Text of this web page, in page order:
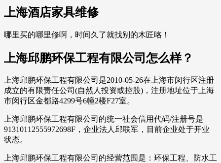
上海酒店家具维修
哪里买的哪里修啊，时间久了就找别的木匠咯！
上海邱鹏环保工程有限公司怎么样？
上海邱鹏环保工程有限公司是2010-05-26在上海市闵行区注册
成立的有限责任公司(自然人投资或控股)，注册地址位于上海
市闵行区金都路4299号6幢2楼F27室。
上海邱鹏环保工程有限公司的统一社会信用代码/注册号是
91310112555972698F，企业法人邱联军，目前企业处于开业
状态。
上海邱鹏环保工程有限公司的经营范围是：环保工程、防水工